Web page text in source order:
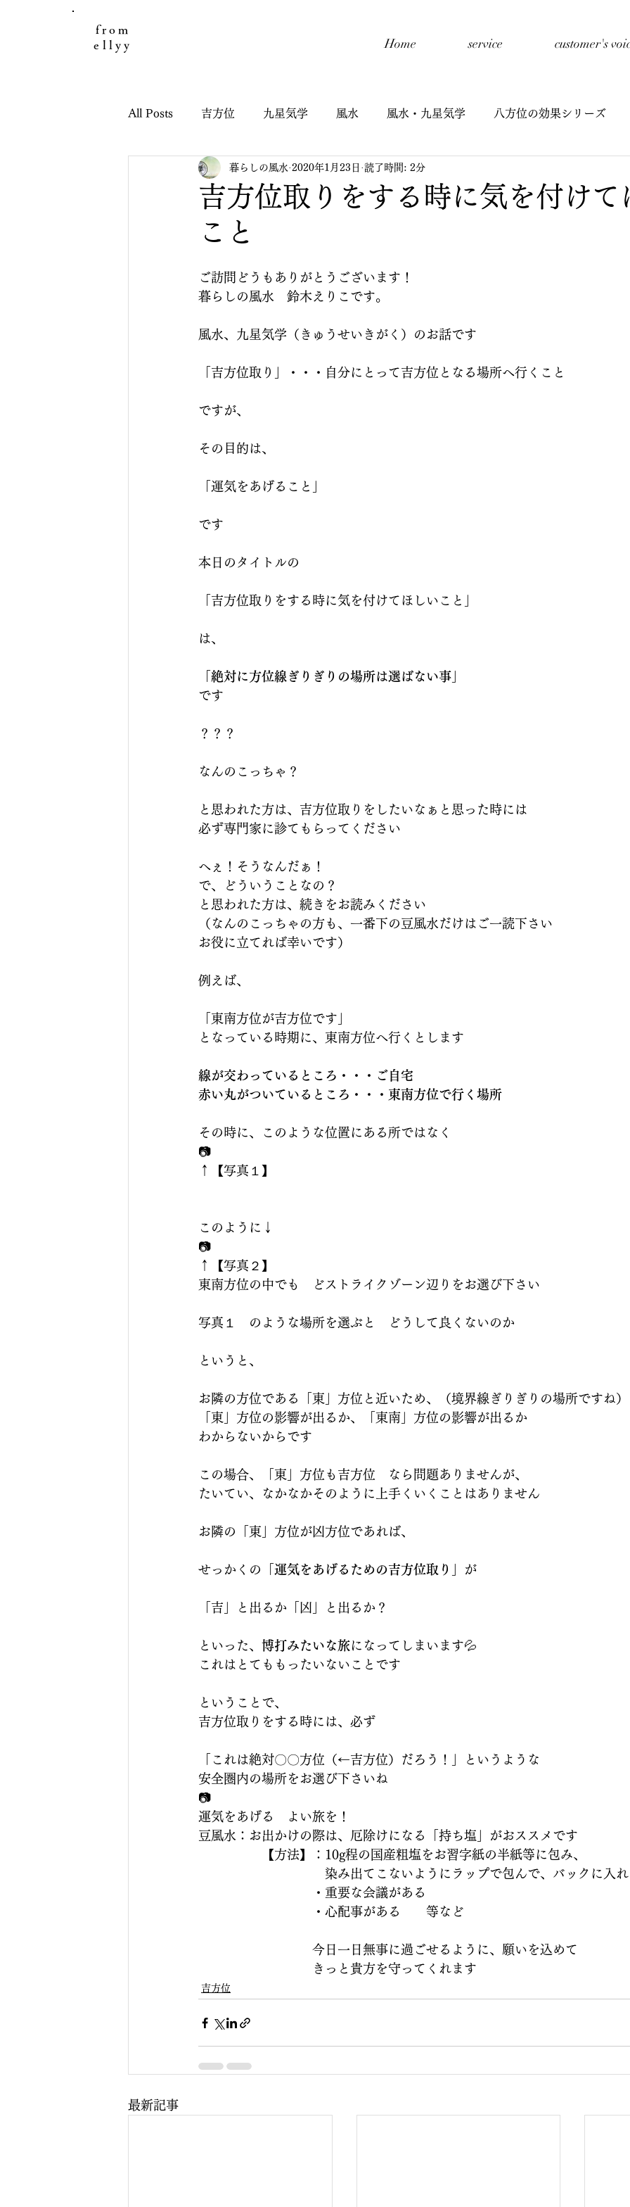
from
ellyy
Home service customer's
All Posts 吉方位 九星気学 風水 風水・九星気学 八方位の効果シリーズ
日々のこと お客様の声 開催報告 禅タロットセッション
引っ越し鑑定
干支九星吉方位 干支九星 イヤーリーディング
吉方位取りをする時に気を付けて
こと
暮らしの風水 2020年1月23日 読了時間: 2分
ご訪問どうもありがとうございます！
暮らしの風水　鈴木えりこです。
風水、九星気学（きゅうせいきがく）のお話です
「吉方位取り」・・・自分にとって吉方位となる場所へ行くこと
ですが、
その目的は、
「運気をあげること」
です
本日のタイトルの
「吉方位取りをする時に気を付けてほしいこと」
は、
「絶対に方位線ぎりぎりの場所は選ばない事」
です
？？？
なんのこっちゃ？
と思われた方は、吉方位取りをしたいなぁと思った時には
必ず専門家に診てもらってください
へぇ！そうなんだぁ！
で、どういうことなの？
と思われた方は、続きをお読みください
（なんのこっちゃの方も、一番下の豆風水だけはご一読下さい
お役に立てれば幸いです）
例えば、
「東南方位が吉方位です」
となっている時期に、東南方位へ行くとします
線が交わっているところ・・・ご自宅
赤い丸がついているところ・・・東南方位で行く場所
その時に、このような位置にある所ではなく
📷
↑【写真１】
このように↓
📷
↑【写真２】
東南方位の中でも　どストライクゾーン辺りをお選び下さい
写真１　のような場所を選ぶと　どうして良くないのか
というと、
お隣の方位である「東」方位と近いため、（境界線ぎりぎりの場所ですね）
「東」方位の影響が出るか、「東南」方位の影響が出るか
わからないからです
この場合、「東」方位も吉方位　なら問題ありませんが、
たいてい、なかなかそのように上手くいくことはありません
お隣の「東」方位が凶方位であれば、
せっかくの 「運気をあげるための吉方位取り」 が
「吉」と出るか「凶」と出るか？
といった、 博打みたいな旅になってしまいます💦
これはとてももったいないことです
ということで、
吉方位取りをする時には、必ず
「これは絶対〇〇方位（←吉方位）だろう！」というような
安全圏内の場所をお選び下さいね
📷
運気をあげる　よい旅を！
豆風水：お出かけの際は、厄除けになる「持ち塩」がおススメです
【方法】：10g程の国産粗塩をお習字紙の半紙等に包み、
染み出てこないようにラップで包んで、バックに入れ
・重要な会議がある
・心配事がある　　等など
今日一日無事に過ごせるように、願いを込めて
きっと貴方を守ってくれます
吉方位
最新記事